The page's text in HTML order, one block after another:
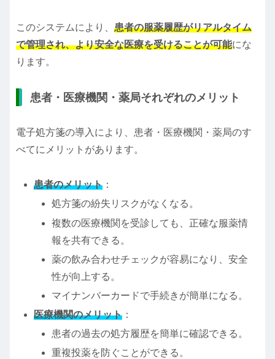
このシステムにより、 患者の服薬履歴がリアルタイム
で管理され、より安全な医療を受けることが可能にな
ります。
患者・医療機関・薬局それぞれのメリット
電子処方箋の導入により、患者・医療機関・薬局のす
べてにメリットがあります。
患者のメリット ：
処方箋の紛失リスクがなくなる。
複数の医療機関を受診しても、正確な服薬情
報を共有できる。
薬の飲み合わせチェックが容易になり、安全
性が向上する。
マイナンバーカードで手続きが簡単になる。
医療機関のメリット ：
患者の過去の処方履歴を簡単に確認できる。
重複投薬を防ぐことができる。